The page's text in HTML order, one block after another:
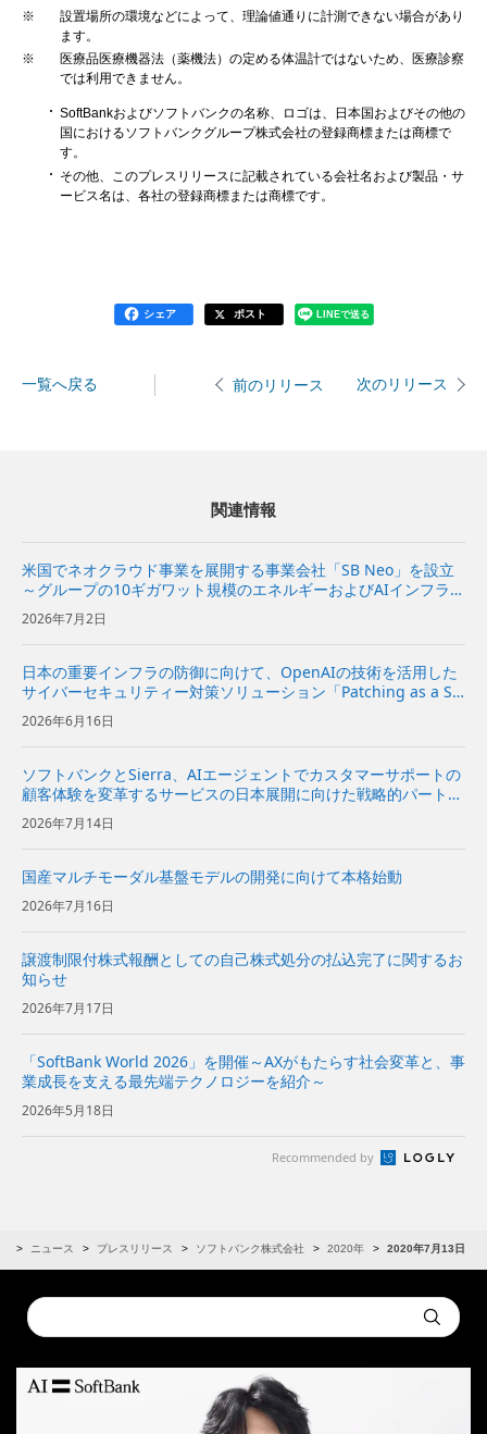
※
設置場所の環境などによって、理論値通りに計測できない場合があり
ます。
※
医療品医療機器法（薬機法）の定める体温計ではないため、医療診察
では利用できません。
SoftBankおよびソフトバンクの名称、ロゴは、日本国およびその他の
国におけるソフトバンクグループ株式会社の登録商標または商標で
す。
その他、このプレスリリースに記載されている会社名および製品・サ
ービス名は、各社の登録商標または商標です。
シェア ポスト LINEで送る
一覧へ戻る 前のリリース 次のリリース
関連情報
米国でネオクラウド事業を展開する事業会社「SB Neo」を設立
～グループの10ギガワット規模のエネルギーおよびAIインフラを
基に、米国の企業向けにネオクラウドサービスを提供～
2026年7月2日
日本の重要インフラの防御に向けて、OpenAIの技術を活用した
サイバーセキュリティー対策ソリューション「Patching as a Se
rvice」を提供開始～企業向けに、脆弱性診断から修復方針の策
定、実装の提案までを一気通貫で支援～ | ...
2026年6月16日
ソフトバンクとSierra、AIエージェントでカスタマーサポートの
顧客体験を変革するサービスの日本展開に向けた戦略的パートナ
ーシップ契約を締結〜Sierraの対話型AIプラットフォームをソフ
トバンクが日本市場で独占販売代理店として販売開始〜...
2026年7月14日
国産マルチモーダル基盤モデルの開発に向けて本格始動
2026年7月16日
譲渡制限付株式報酬としての自己株式処分の払込完了に関するお
知らせ
2026年7月17日
「SoftBank World 2026」を開催～AXがもたらす社会変革と、事
業成長を支える最先端テクノロジーを紹介～
2026年5月18日
Recommended by
ニュース プレスリリース ソフトバンク株式会社 2020年 2020年7月13日
Conduct
a
Submit